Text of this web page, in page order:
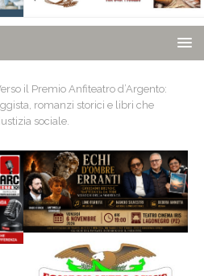
il Premio Anfiteatro d’Argento:
romanzi storici e libri che
sociale.